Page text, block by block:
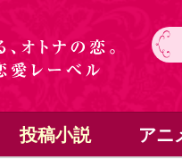
投稿小説 アニ